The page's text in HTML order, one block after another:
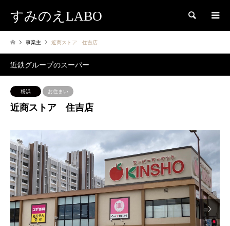
すみのえLABO 検索
事業主 近商ストア 住吉店
近鉄グループのスーパー
粉浜 お住まい
近商ストア 住吉店
